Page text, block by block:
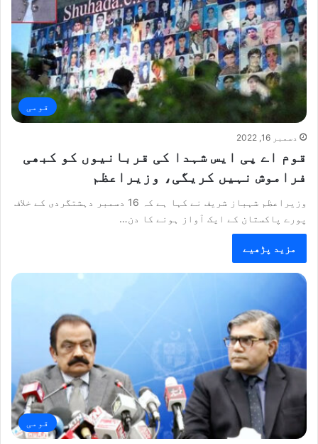
قومی
دسمبر 16, 2022
قوم اے پی ایس شہدا کی قربانیوں کو کبھی
فراموش نہیں کریگی، وزیراعظم
وزیراعظم شہباز شریف نے کہا ہے کہ 16 دسمبر دہشتگردی کے خلاف
پورے پاکستان کے ایک آواز ہونے کا دن…
مزید پڑھیے
قومی